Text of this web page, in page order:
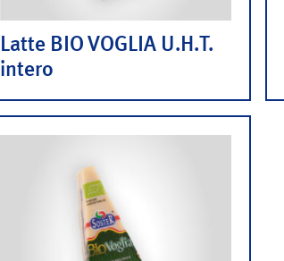
Latte BIO VOGLIA U.H.T.
intero